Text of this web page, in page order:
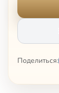
Поделиться: